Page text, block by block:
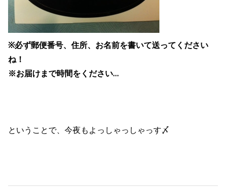
※必ず郵便番号、住所、お名前を書いて送ってください
ね！
※お届けまで時間をください…
ということで、今夜もよっしゃっしゃっす〆